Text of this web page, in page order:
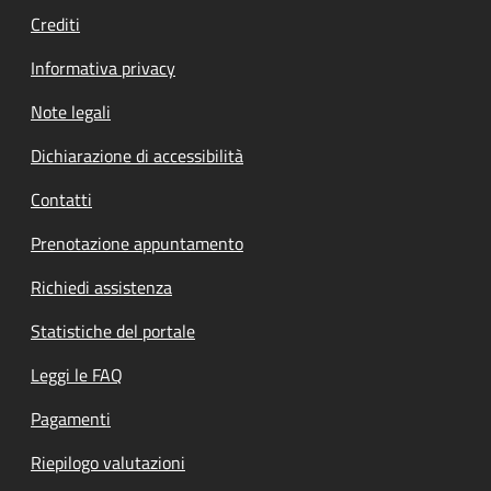
Crediti
Informativa privacy
Note legali
Dichiarazione di accessibilità
Contatti
Prenotazione appuntamento
Richiedi assistenza
Statistiche del portale
Leggi le FAQ
Pagamenti
Riepilogo valutazioni